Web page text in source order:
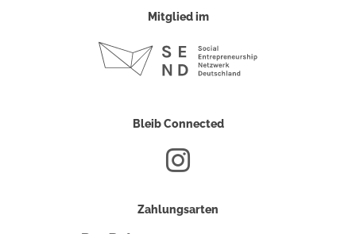
Mitglied im
Bleib Connected
Zahlungsarten